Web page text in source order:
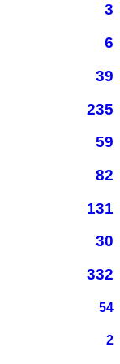
3
6
39
235
59
82
131
30
332
54
2